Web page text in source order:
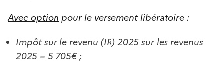
Avec option pour le versement libératoire :
Impôt sur le revenu (IR) 2025 sur les revenus
2025 = 5 705€ ;